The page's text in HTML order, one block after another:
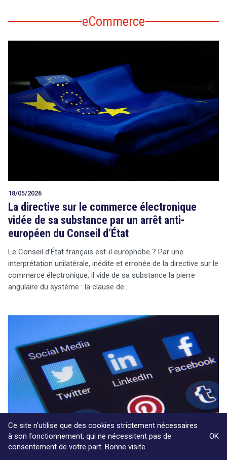
eCommerce
18/05/2026
La directive sur le commerce électronique
vidée de sa substance par un arrêt anti-
européen du Conseil d’État
Le Conseil d’État français est-il europhobe ? Par une
interprétation unilatérale, inédite et erronée de la directive sur le
commerce électronique, il vide de sa substance la pierre
angulaire du système : la clause de…
Ce site n'utilise que des cookies strictement nécessaires
à son fonctionnement, qui ne nécessitent pas de
consentement de votre part. Bonne visite.
OK